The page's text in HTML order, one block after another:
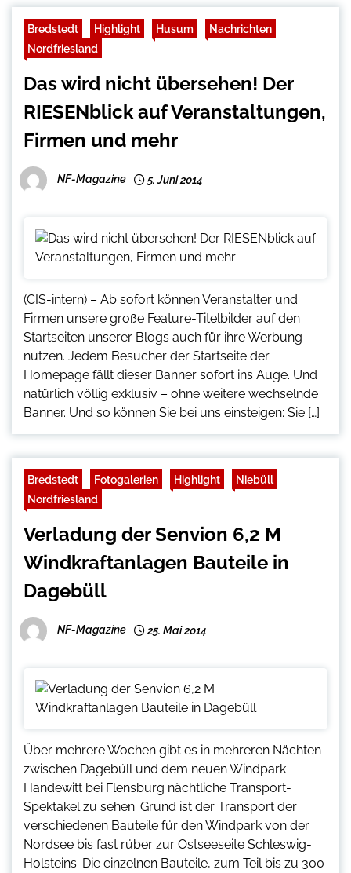
Bredstedt Highlight Husum
Nachrichten
Nordfriesland
Das wird nicht übersehen! Der
RIESENblick auf Veranstaltungen,
Firmen und mehr
NF-Magazine 5. Juni 2014
(CIS-intern) – Ab sofort können Veranstalter und
Firmen unsere große Feature-Titelbilder auf den
Startseiten unserer Blogs auch für ihre Werbung
nutzen. Jedem Besucher der Startseite der
Homepage fällt dieser Banner sofort ins Auge. Und
natürlich völlig exklusiv – ohne weitere wechselnde
Banner. Und so können Sie bei uns einsteigen: Sie […]
Bredstedt Fotogalerien Highlight
Niebüll
Nordfriesland
Verladung der Senvion 6,2 M
Windkraftanlagen Bauteile in
Dagebüll
NF-Magazine 25. Mai 2014
Über mehrere Wochen gibt es in mehreren Nächten
zwischen Dagebüll und dem neuen Windpark
Handewitt bei Flensburg nächtliche Transport-
Spektakel zu sehen. Grund ist der Transport der
verschiedenen Bauteile für den Windpark von der
Nordsee bis fast rüber zur Ostseeseite Schleswig-
Holsteins. Die einzelnen Bauteile, zum Teil bis zu 300